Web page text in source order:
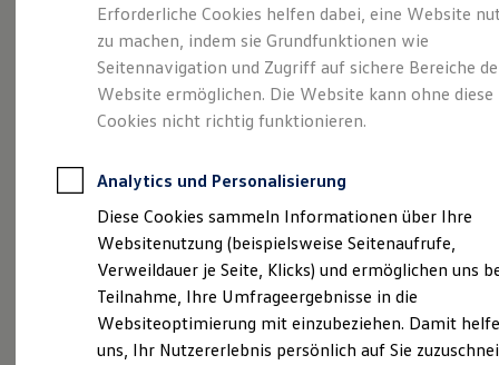
Leasing
Leasing-Angebote
Gebrauchtwagen Leasing
Junge Gebrauchtwagen-Leasing
Elektroauto Leasing
Kleinwagen-Leasing
Leasing ohne Anzahlung
Autokredit mit Schlussrate
Versicherungen und Garantien
Kfz-Versicherung
Restschuldversicherungen
Garantien
Wartungsverträge
Geschäftskunden
Professional Class bei Volkswagen
Großkunden
Behörden
Die ENERGY
Sondermodelle
Erforderliche Cookies helfen dabei, eine Website
zu machen, indem sie Grundfunktionen wie
Seitennavigation und Zugriff auf sichere Bereiche
Website ermöglichen. Die Website kann ohne diese
Cookies nicht richtig funktionieren.
Analytics und Personalisierung
Diese Cookies sammeln Informationen über Ihre
Websitenutzung (beispielsweise Seitenaufrufe,
Verweildauer je Seite, Klicks) und ermöglichen uns
Teilnahme, Ihre Umfrageergebnisse in die
Websiteoptimierung mit einzubeziehen. Damit
uns, Ihr Nutzererlebnis persönlich auf Sie